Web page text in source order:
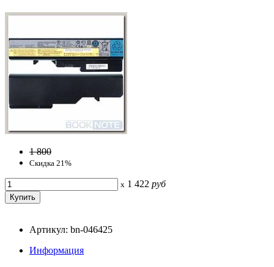
1 800
Скидка 21%
x 1 422 руб
Артикул: bn-046425
Информация